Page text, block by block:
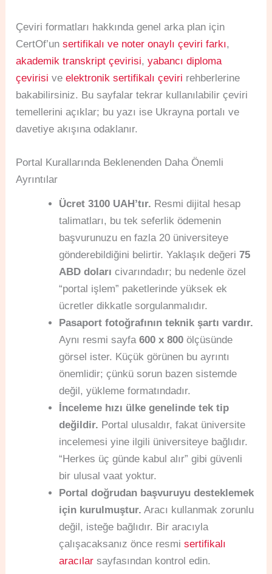
Çeviri formatları hakkında genel arka plan için
CertOf’unsertifikalı ve noter onaylı çeviri farkı,
akademik transkript çevirisi,yabancı diploma
çevirisi veelektronik sertifikalı çeviri rehberlerine
bakabilirsiniz. Bu sayfalar tekrar kullanılabilir çeviri
temellerini açıklar; bu yazı ise Ukrayna portalı ve
davetiye akışına odaklanır.
Portal Kurallarında Beklenenden Daha Önemli
Ayrıntılar
Ücret 3100 UAH’tır. Resmi dijital hesap
talimatları, bu tek seferlik ödemenin
başvurunuzu en fazla 20 üniversiteye
gönderebildiğini belirtir. Yaklaşık değeri75
ABD doları civarındadır; bu nedenle özel
“portal işlem” paketlerinde yüksek ek
ücretler dikkatle sorgulanmalıdır.
Pasaport fotoğrafının teknik şartı vardır.
Aynı resmi sayfa600 x 800 ölçüsünde
görsel ister. Küçük görünen bu ayrıntı
önemlidir; çünkü sorun bazen sistemde
değil, yükleme formatındadır.
İnceleme hızı ülke genelinde tek tip
değildir. Portal ulusaldır, fakat üniversite
incelemesi yine ilgili üniversiteye bağlıdır.
“Herkes üç günde kabul alır” gibi güvenli
bir ulusal vaat yoktur.
Portal doğrudan başvuruyu desteklemek
için kurulmuştur. Aracı kullanmak zorunlu
değil, isteğe bağlıdır. Bir aracıyla
çalışacaksanız önce resmisertifikalı
aracılar sayfasından kontrol edin.